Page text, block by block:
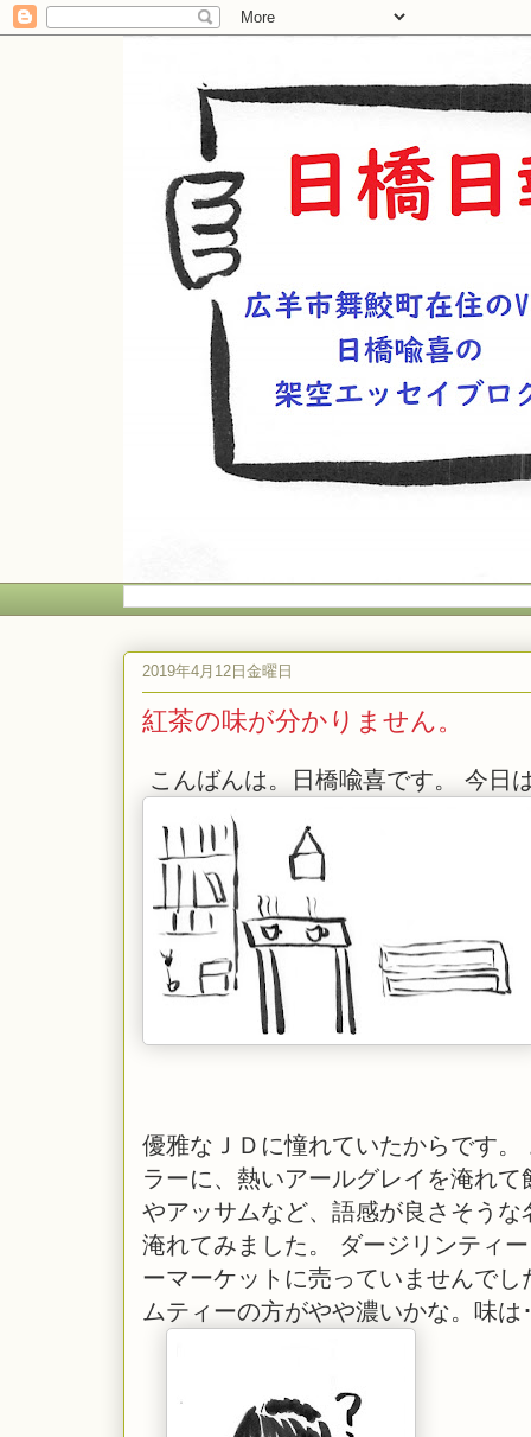
2019年4月12日金曜日
紅茶の味が分かりません。
こんばんは。日橋喩喜です。 今日
優雅なＪＤに憧れていたからです
ラーに、熱いアールグレイを淹れ
やアッサムなど、語感が良さそう
淹れてみました。 ダージリンティ
ーマーケットに売っていませんで
ムティーの方がやや濃いかな。味